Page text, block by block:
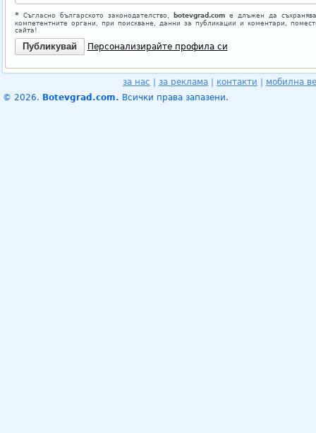
*Съгласно българското законодателство, botevgrad.comе длъжен да
компетентните органи, при поискване, данни за публикации и коментари,
сайта!
Персонализирайте профила си
за нас за реклама контакти
мобилна
© 2026. Botevgrad.com. Всички права запазени.